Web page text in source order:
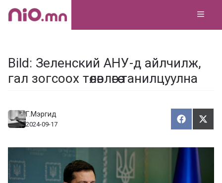
Skip
Bild: Зеленский АНУ-д айлчилж,
гал зогсоох төлөвлөгөө танилцуулна
Г.Мэргид
2024-09-17
Х
у
а
Т
э